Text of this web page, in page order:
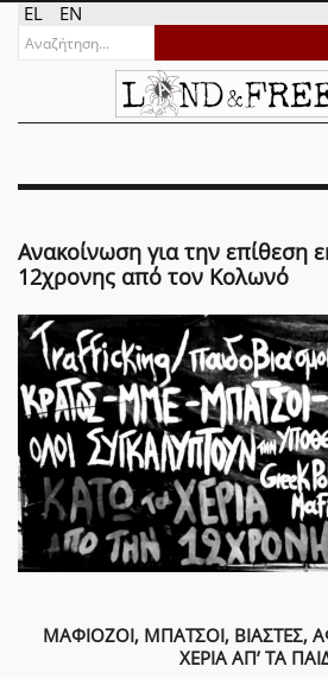
EL EN
Ανακοίνωση για την επίθεση
12χρονης από τον Κολωνό
ΜΑΦΙΟΖΟΙ, ΜΠΑΤΣΟΙ, ΒΙΑΣΤΕΣ,
ΧΕΡΙΑ ΑΠ’ ΤΑ